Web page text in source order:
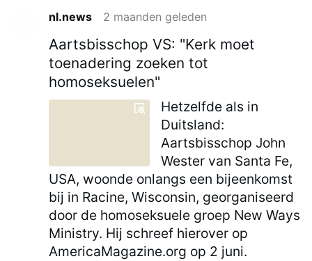
nl.news 2 maanden geleden
Aartsbisschop VS: "Kerk moet
toenadering zoeken tot
homoseksuelen"
Hetzelfde als in
Duitsland:
Aartsbisschop John
Wester van Santa Fe,
USA, woonde onlangs een bijeenkomst
bij in Racine, Wisconsin, georganiseerd
door de homoseksuele groep New Ways
Ministry. Hij schreef hierover op
AmericaMagazine.org op 2 juni.